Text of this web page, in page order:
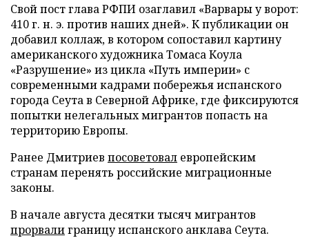
Свой пост глава РФПИ озаглавил «Варвары у ворот:
410 г. н. э. против наших дней». К публикации он
добавил коллаж, в котором сопоставил картину
американского художника Томаса Коула
«Разрушение» из цикла «Путь империи» с
современными кадрами побережья испанского
города Сеута в Северной Африке, где фиксируются
попытки нелегальных мигрантов попасть на
территорию Европы.
Ранее Дмитриев посоветовал европейским
странам перенять российские миграционные
законы.
В начале августа десятки тысяч мигрантов
прорвалиграницу испанского анклава Сеута.